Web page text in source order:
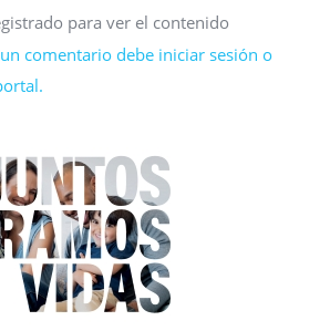
para ver el contenido
comentario debe iniciar sesión o